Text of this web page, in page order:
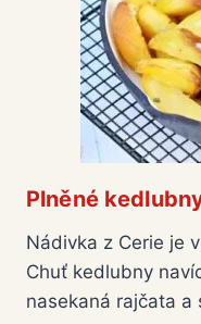
Plněné
Nádivka z Cerie je
Chuť kedlubny
nasekaná rajčata a